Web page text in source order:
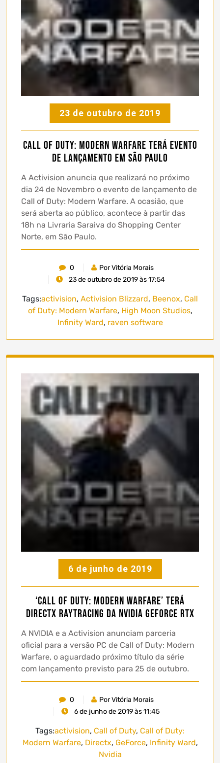
23 de outubro de 2019
Call of Duty: Modern Warfare terá evento
de lançamento em São Paulo
A Activision anuncia que realizará no próximo
dia 24 de Novembro o evento de lançamento de
Call of Duty: Modern Warfare. A ocasião, que
será aberta ao público, acontece à partir das
18h na Livraria Saraiva do Shopping Center
Norte, em São Paulo.
0
Por Vitória Morais
23 de outubro de 2019 às 17:54
Tags:activision, Activision Blizzard, Beenox, Call
of Duty: Modern Warfare, High Moon Studios,
Infinity Ward, raven software
6 de junho de 2019
‘Call of Duty: Modern Warfare’ terá
DirectX Raytracing da NVIDIA GeForce RTX
A NVIDIA e a Activision anunciam parceria
oficial para a versão PC de Call of Duty: Modern
Warfare, o aguardado próximo título da série
com lançamento previsto para 25 de outubro.
0
Por Vitória Morais
6 de junho de 2019 às 11:45
Tags:activision, Call of Duty, Call of Duty:
Modern Warfare, Directx, GeForce, Infinity Ward,
Nvidia